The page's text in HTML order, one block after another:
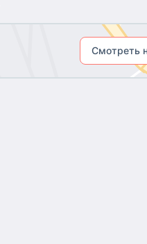
Смотреть